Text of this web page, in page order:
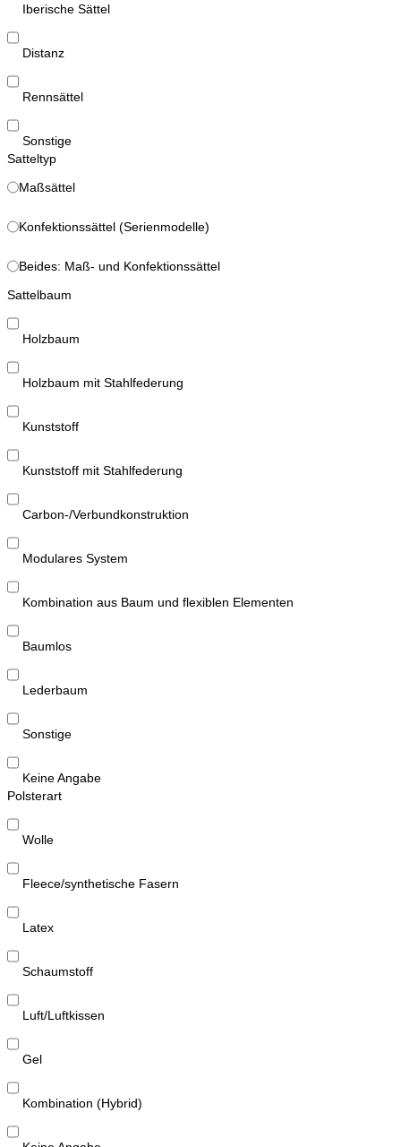
Iberische Sättel
Distanz
Rennsättel
Sonstige
Satteltyp
Maßsättel
Konfektionssättel (Serienmodelle)
Beides: Maß- und Konfektionssättel
Sattelbaum
Holzbaum
Holzbaum mit Stahlfederung
Kunststoff
Kunststoff mit Stahlfederung
Carbon-/Verbundkonstruktion
Modulares System
Kombination aus Baum und flexiblen Elementen
Baumlos
Lederbaum
Sonstige
Keine Angabe
Polsterart
Wolle
Fleece/synthetische Fasern
Latex
Schaumstoff
Luft/Luftkissen
Gel
Kombination (Hybrid)